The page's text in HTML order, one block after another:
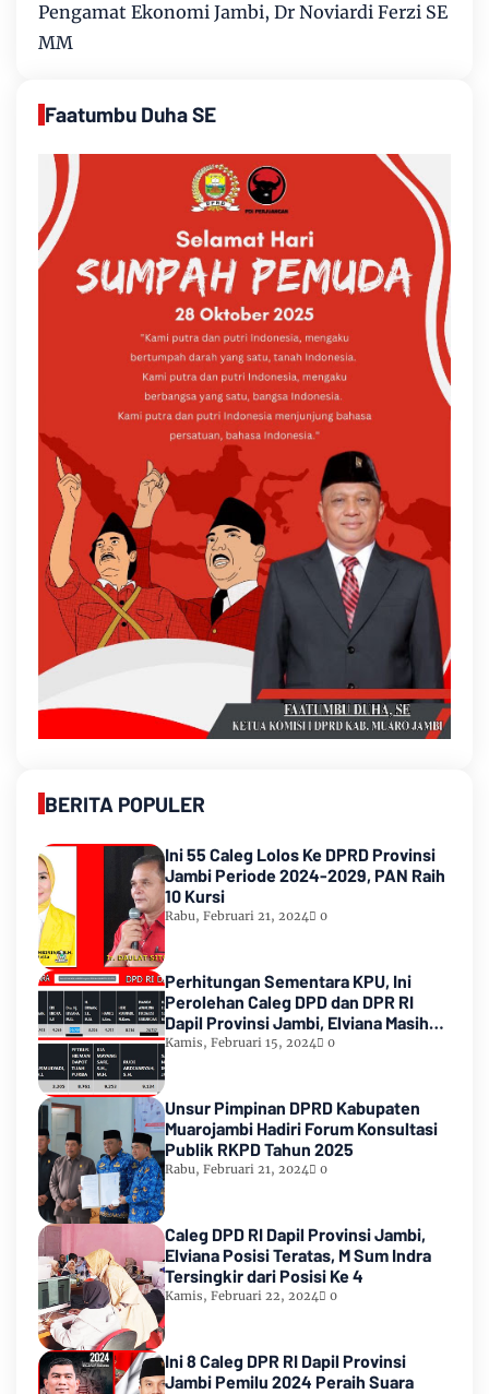
Pengamat Ekonomi Jambi, Dr Noviardi Ferzi SE
MM
Faatumbu Duha SE
BERITA POPULER
Ini 55 Caleg Lolos Ke DPRD Provinsi
Jambi Periode 2024-2029, PAN Raih
10 Kursi
Rabu, Februari 21, 2024 0
Perhitungan Sementara KPU, Ini
Perolehan Caleg DPD dan DPR RI
Dapil Provinsi Jambi, Elviana Masih
Urutan Kedua Teratas
Kamis, Februari 15, 2024 0
Unsur Pimpinan DPRD Kabupaten
Muarojambi Hadiri Forum Konsultasi
Publik RKPD Tahun 2025
Rabu, Februari 21, 2024 0
Caleg DPD RI Dapil Provinsi Jambi,
Elviana Posisi Teratas, M Sum Indra
Tersingkir dari Posisi Ke 4
Kamis, Februari 22, 2024 0
Ini 8 Caleg DPR RI Dapil Provinsi
Jambi Pemilu 2024 Peraih Suara